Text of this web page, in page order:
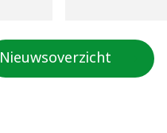
Nieuwsoverzicht